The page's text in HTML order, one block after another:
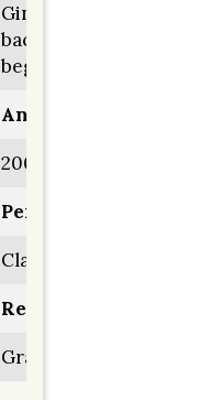
Ginger snaps
back: The
beginning
Anno:
2004
Personaggio:
Claude
Regia di:
Grant Harvey